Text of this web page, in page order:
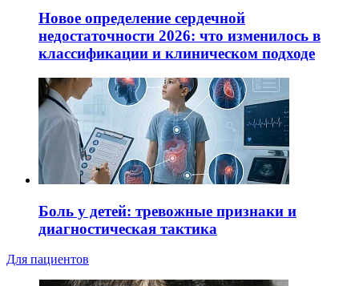
Новое определение сердечной
недостаточности 2026: что изменилось в
классификации и клиническом подходе
Боль у детей: тревожные признаки и
диагностическая тактика
Для пациентов